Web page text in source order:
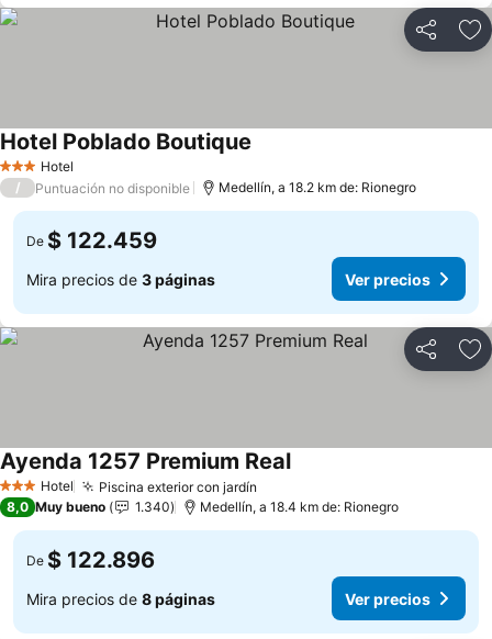
Compartir
3 Estrellas
Hotel
Hotel Poblado Boutique
/ Puntuación no disponible Medellín, a 18.2 km de: Rionegro
De $ 122.459
Mira precios de 3 páginas Ver precios
Compartir
3 Estrellas
Hotel Piscina exterior con jardín
Ayenda 1257 Premium RealVer precios
8,0 Muy bueno 1.340 Medellín, a 18.4 km de: Rionegro
De $ 122.896
Mira precios de 8 páginas Ver precios